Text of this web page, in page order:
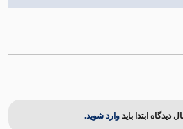
دیدگاه ابتدا باید وارد شوید.